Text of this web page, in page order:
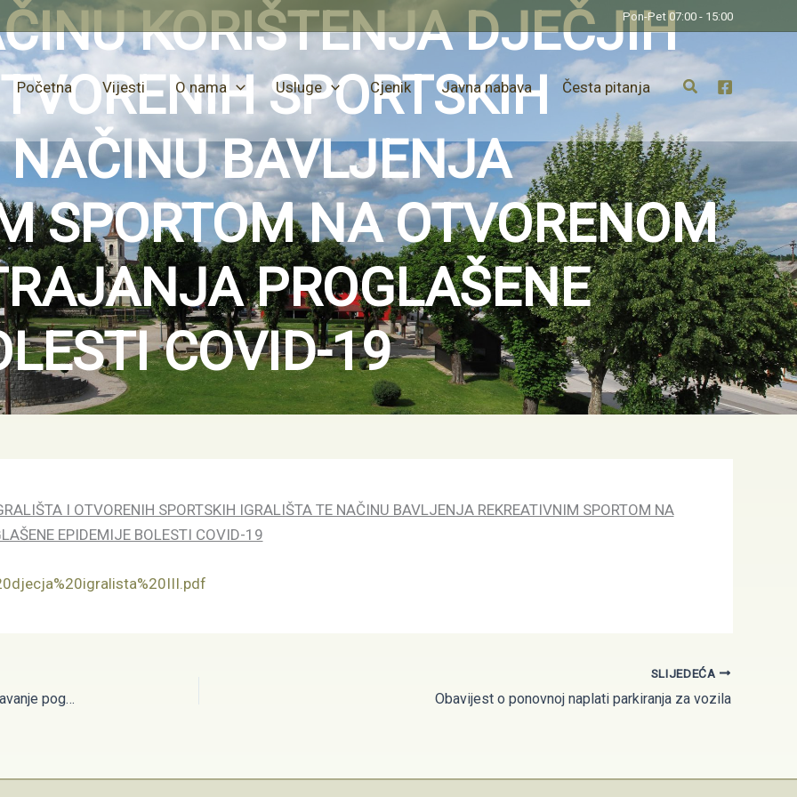
Pon-Pet 07:00 - 15:00
Početna Vijesti O nama Usluge Cjenik Javna nabava Česta pitanja
KORIŠTENJA DJEČJIH
SPORTSKIH
NAČINU BAVLJENJA
SPORTOM NA OTVORENOM
PROGLAŠENE
COVID-19
I OTVORENIH SPORTSKIH IGRALIŠTA TE NAČINU BAVLJENJA REKREATIVNIM SPORTOM NA
EPIDEMIJE BOLESTI COVID-19
Odluka o izmjenama i dopunama Odluke o načinu održavanje pogreba i posljednjih ispraćaja
SLIJEDEĆA
Obavijest o ponovnoj naplati parkiranja za vozila